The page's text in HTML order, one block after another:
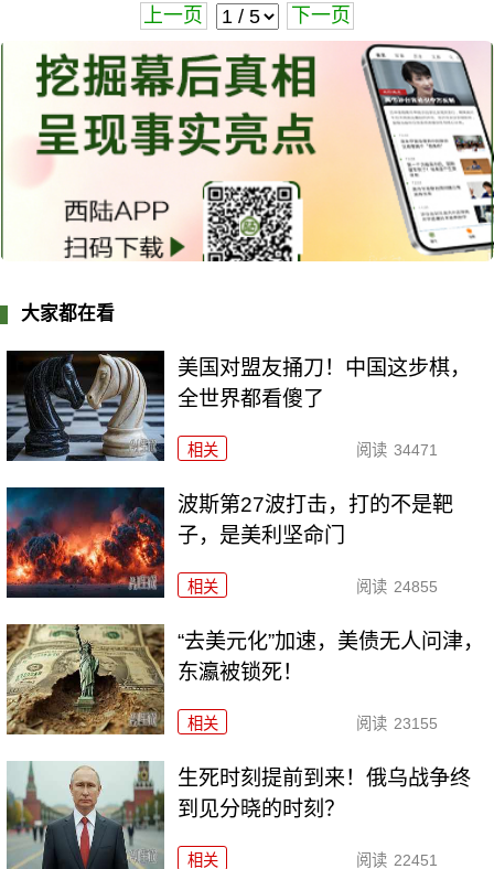
上一页 下一页
大家都在看
美国对盟友捅刀！中国这步棋，
全世界都看傻了
相关 阅读 34471
波斯第27波打击，打的不是靶
子，是美利坚命门
相关 阅读 24855
“去美元化”加速，美债无人问津，
东瀛被锁死！
相关 阅读 23155
生死时刻提前到来！俄乌战争终
到见分晓的时刻？
相关 阅读 22451